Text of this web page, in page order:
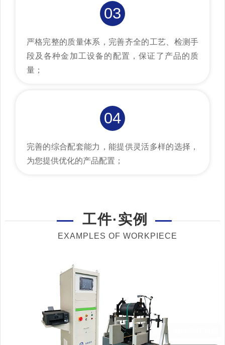
03
严格完整的质量体系，完善齐全的工艺、检测手
段及各种金加工设备的配置，保证了产品的质
量；
04
完善的综合配套能力，能提供灵活多样的选择，
为您提供优化的产品配置；
工件·实例
EXAMPLES OF WORKPIECE